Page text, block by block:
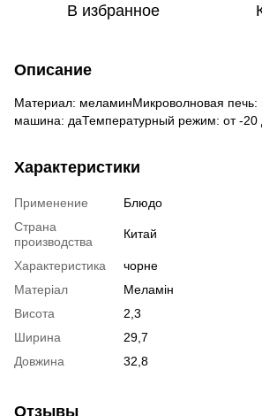
В избранное
Описание
Материал: меламинМикроволновая печь:
машина: даТемпературный режим: от -20
Характеристики
Применение
Блюдо
Страна
производства
Китай
Характеристика
чорне
Матеріал
Меламін
Висота
2,3
Ширина
29,7
Довжина
32,8
Отзывы